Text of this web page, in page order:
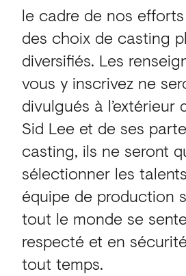
le cadre de nos
des choix de casting
diversifiés. Les
vous y inscrivez ne
divulgués à l’extérieur
Sid Lee et de ses
casting, ils ne seront
sélectionner les
équipe de production
tout le monde se
respecté et en
tout temps.